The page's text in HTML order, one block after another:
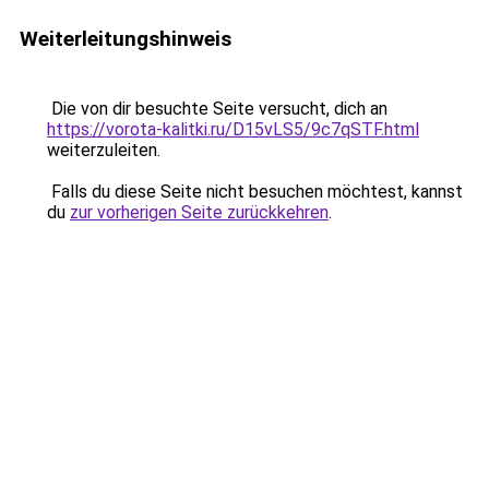
Weiterleitungshinweis
Die von dir besuchte Seite versucht, dich an
https://vorota-kalitki.ru/D15vLS5/9c7qSTF.html
weiterzuleiten.
Falls du diese Seite nicht besuchen möchtest, kannst
du zur vorherigen Seite zurückkehren.